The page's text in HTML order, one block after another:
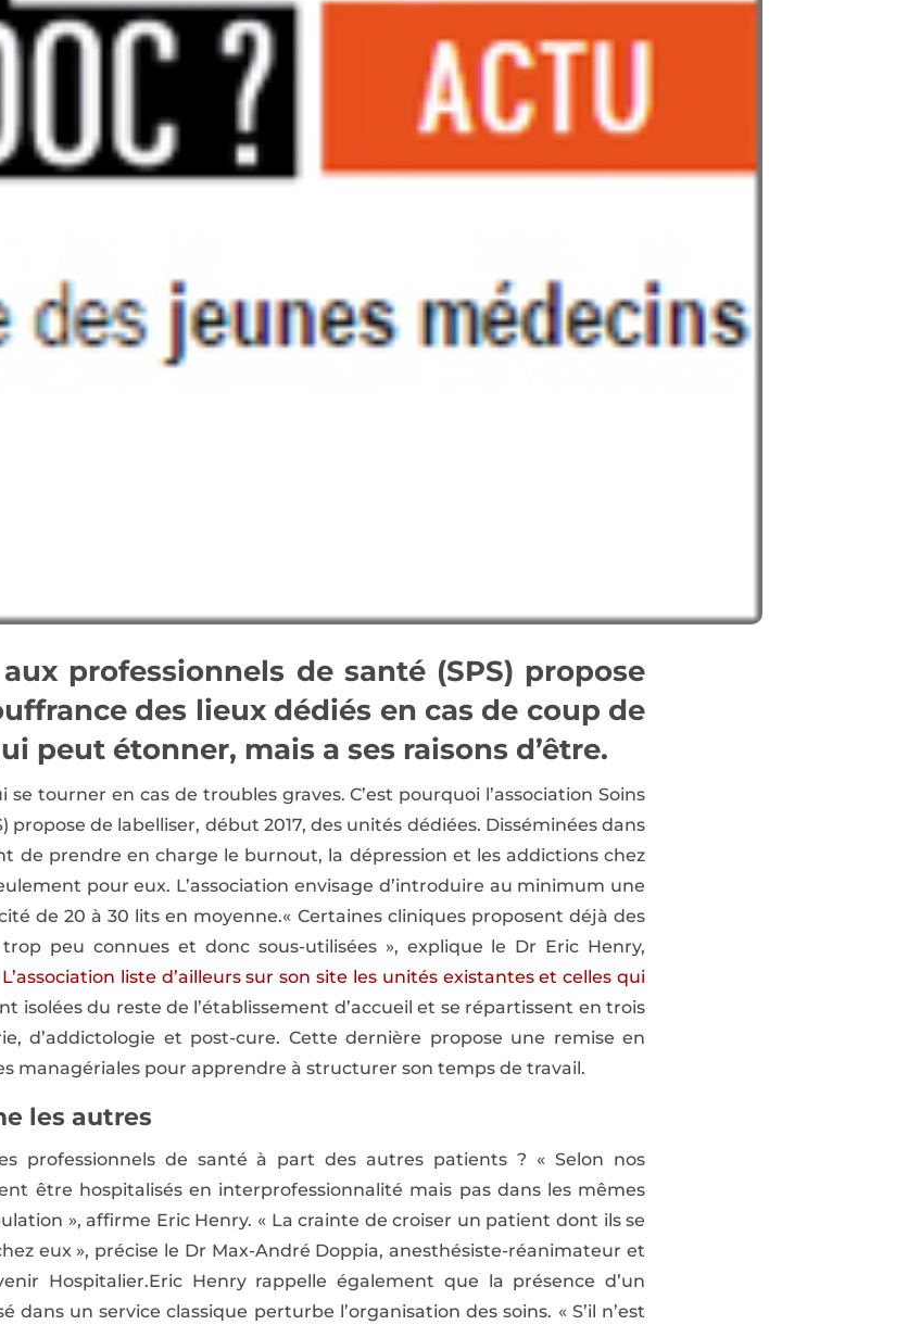
aux professionnels de santé (SPS) propose
des lieux dédiés en cas de coup de
peut étonner, mais a ses raisons d’être.
tourner en cas de troubles graves. C’est pourquoi l’association Soins
propose de labelliser, début 2017, des unités dédiées. Disséminées dans
de prendre en charge le burnout, la dépression et les addictions chez
pour eux. L’association envisage d’introduire au minimum une
de 20 à 30 lits en moyenne.« Certaines cliniques proposent déjà des
peu connues et donc sous-utilisées », explique le Dr Eric Henry,
L’association liste d’ailleurs sur son site les unités existantes et celles qui
isolées du reste de l’établissement d’accueil et se répartissent en trois
d’addictologie et post-cure. Cette dernière propose une remise en
managériales pour apprendre à structurer son temps de travail.
les autres
professionnels de santé à part des autres patients ? « Selon nos
être hospitalisés en interprofessionnalité mais pas dans les mêmes
», affirme Eric Henry. « La crainte de croiser un patient dont ils se
eux », précise le Dr Max-André Doppia, anesthésiste-réanimateur et
Hospitalier.Eric Henry rappelle également que la présence d’un
dans un service classique perturbe l’organisation des soins. « S’il n’est